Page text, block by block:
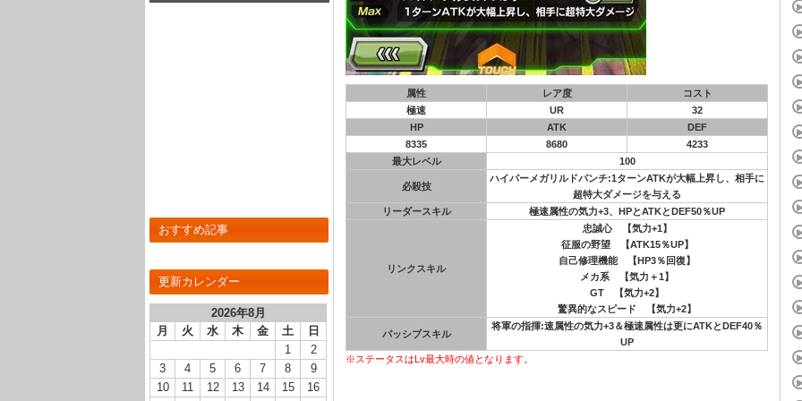
おすすめ記事
更新カレンダー
2026年8月
月
火 水 木 金 土
日
1
2
3
4 5 6 7 8
9
10
11 12 13 14 15
16
属性 レア度
コスト
極速
UR
32
HP
ATK
DEF
8335
8680
4233
最大レベル
100
必殺技
ハイパーメガリルドパンチ:1ターンATKが大幅上昇し、相手に
超特大ダメージを与える
リーダースキル
極速属性の気力+3、HPとATKとDEF50％UP
リンクスキル
忠誠心 【気力+1】
征服の野望 【ATK15％UP】
自己修理機能 【HP3％回復】
メカ系 【気力＋1】
GT 【気力+2】
驚異的なスピード 【気力+2】
パッシブスキル
将軍の指揮:速属性の気力+3＆極速属性は更にATKとDEF40％
UP
※ステータスはLv最大時の値となります。